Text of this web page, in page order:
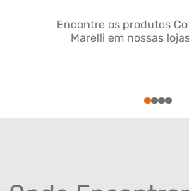
Encontre os produtos
Marelli em nossas
1234